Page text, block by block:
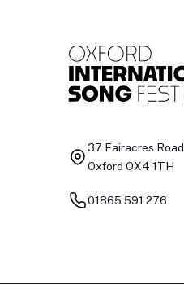
37 Fairacres Road
Oxford OX4 1TH
01865 591 276